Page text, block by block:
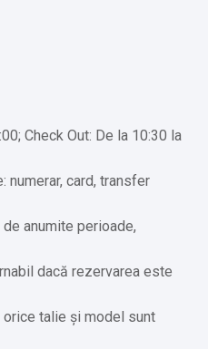
25,7 km
ceai/cafea
pe scări
cost:
talie si model
Check Out: De la 10:30 la
card, transfer
anumite perioade,
dacă rezervarea este
talie și model sunt